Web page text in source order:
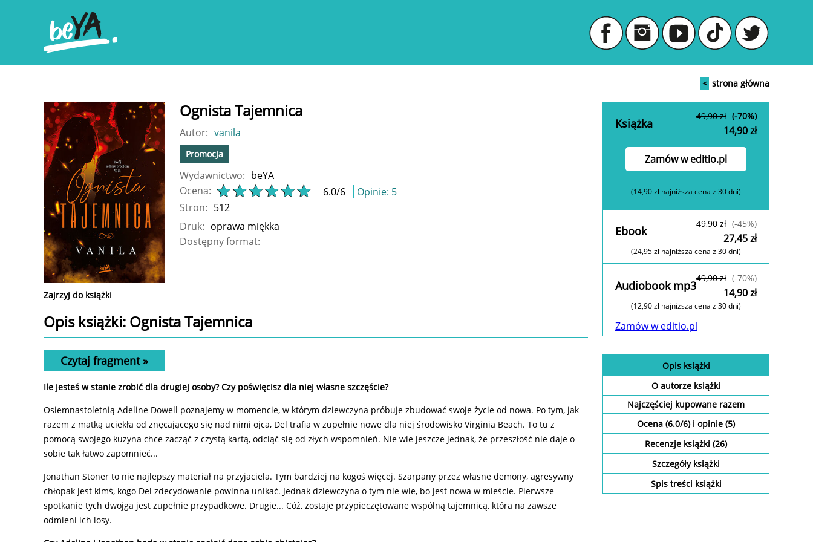
< strona główna
Zajrzyj do książki
Ognista Tajemnica
Autor: vanila
Promocja
Wydawnictwo: beYA
Ocena:
6.0/6 Opinie: 5
Stron: 512
Druk: oprawa miękka
Dostępny format:
Książka 49,90 zł (-70%)
14,90 zł
Zamów w editio.pl
(14,90 zł najniższa cena z 30 dni)
Ebook 49,90 zł (-45%)
27,45 zł
(24,95 zł najniższa cena z 30 dni)
Audiobook mp349,90 zł (-70%)
14,90 zł
(12,90 zł najniższa cena z 30 dni)
Zamów w editio.pl
Opis książki
O autorze książki
Najczęściej kupowane razem
Ocena (6.0/6) i opinie (5)
Recenzje książki (26)
Szczegóły książki
Spis treści książki
Opis książki: Ognista Tajemnica
Czytaj fragment »
Ile jesteś w stanie zrobić dla drugiej osoby? Czy poświęcisz dla niej własne szczęście?
Osiemnastoletnią Adeline Dowell poznajemy w momencie, w którym dziewczyna próbuje zbudować swoje życie od nowa. Po tym, jak
razem z matką uciekła od znęcającego się nad nimi ojca, Del trafia w zupełnie nowe dla niej środowisko Virginia Beach. To tu z
pomocą swojego kuzyna chce zacząć z czystą kartą, odciąć się od złych wspomnień. Nie wie jeszcze jednak, że przeszłość nie daje o
sobie tak łatwo zapomnieć...
Jonathan Stoner to nie najlepszy materiał na przyjaciela. Tym bardziej na kogoś więcej. Szarpany przez własne demony, agresywny
chłopak jest kimś, kogo Del zdecydowanie powinna unikać. Jednak dziewczyna o tym nie wie, bo jest nowa w mieście. Pierwsze
spotkanie tych dwojga jest zupełnie przypadkowe. Drugie... Cóż, zostaje przypieczętowane wspólną tajemnicą, która na zawsze
odmieni ich losy.